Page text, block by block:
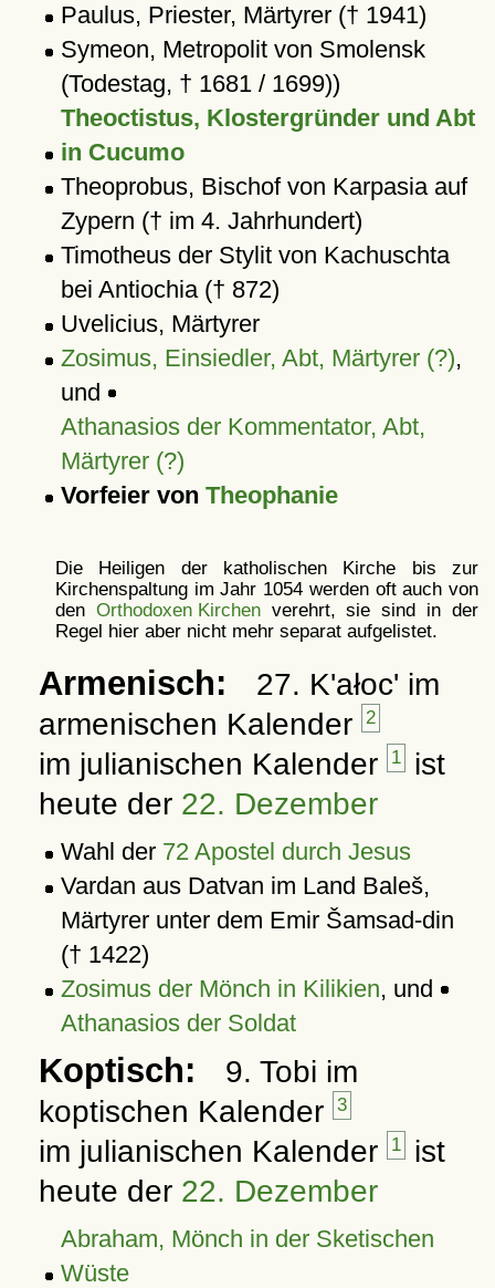
Paulus, Priester, Märtyrer († 1941)
Symeon, Metropolit von Smolensk
(Todestag, † 1681 / 1699))
Theoctistus, Klostergründer und Abt
in Cucumo
Theoprobus, Bischof von Karpasia auf
Zypern († im 4. Jahrhundert)
Timotheus der Stylit von Kachuschta
bei Antiochia († 872)
Uvelicius, Märtyrer
Zosimus, Einsiedler, Abt, Märtyrer (?),
und
Athanasios der Kommentator, Abt,
Märtyrer (?)
Vorfeier von Theophanie
Die Heiligen der katholischen Kirche bis zur
Kirchenspaltung im Jahr 1054 werden oft auch von
den Orthodoxen Kirchenverehrt, sie sind in der
Regel hier aber nicht mehr separat aufgelistet.
Armenisch:
27. K'ałoc' im
armenischen Kalender
2
im julianischen Kalender 1 ist
heute der 22. Dezember
Wahl der 72 Apostel durch Jesus
Vardan aus Datvan im Land Baleš,
Märtyrer unter dem Emir Šamsad-din
(† 1422)
Zosimus der Mönch in Kilikien, und
Athanasios der Soldat
Koptisch:
9. Tobi im
koptischen Kalender
3
im julianischen Kalender 1 ist
heute der 22. Dezember
Abraham, Mönch in der Sketischen
Wüste